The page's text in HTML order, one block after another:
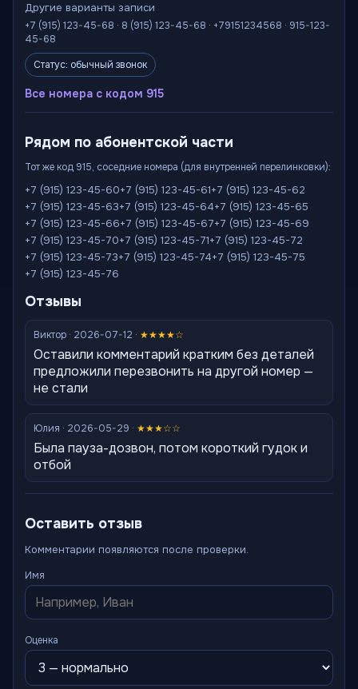
Другие варианты записи
+7 (915) 123-45-68 · 8 (915) 123-45-68 · +79151234568 · 915-123-
45-68
Статус: обычный звонок
Все номера с кодом 915
Рядом по абонентской части
Тот же код 915, соседние номера (для внутренней перелинковки):
+7 (915) 123-45-60+7 (915) 123-45-61+7 (915) 123-45-62
+7 (915) 123-45-63+7 (915) 123-45-64+7 (915) 123-45-65
+7 (915) 123-45-66+7 (915) 123-45-67+7 (915) 123-45-69
+7 (915) 123-45-70+7 (915) 123-45-71+7 (915) 123-45-72
+7 (915) 123-45-73+7 (915) 123-45-74+7 (915) 123-45-75
+7 (915) 123-45-76
Отзывы
Виктор · 2026-07-12 · ★★★★☆
Оставили комментарий кратким без деталей
предложили перезвонить на другой номер —
не стали
Юлия · 2026-05-29 · ★★★☆☆
Была пауза-дозвон, потом короткий гудок и
отбой
Оставить отзыв
Комментарии появляются после проверки.
Имя
Оценка